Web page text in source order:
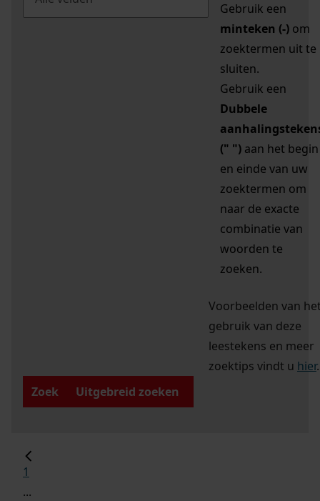
Gebruik een
minteken (-) om
zoektermen uit te
sluiten.
Gebruik een
Dubbele
(" ") aan het begin
en einde van uw
zoektermen om
naar de exacte
combinatie van
woorden te
zoeken.
Voorbeelden van
gebruik van deze
leestekens en meer
zoektips vindt u hier.
Zoek
Uitgebreid zoeken
1
...